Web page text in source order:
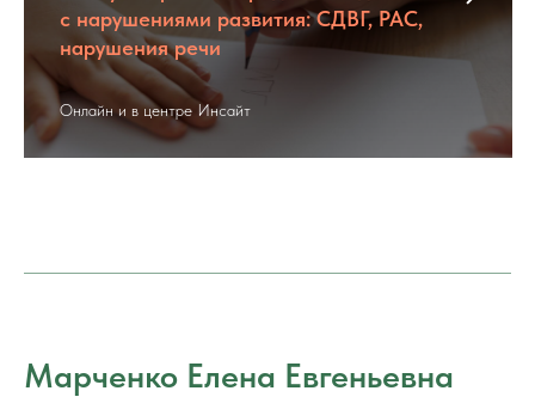
с нарушениями развития: СДВГ, РАС,
нарушения речи
Онлайн и в центре Инсайт
Марченко Елена Евгеньевна